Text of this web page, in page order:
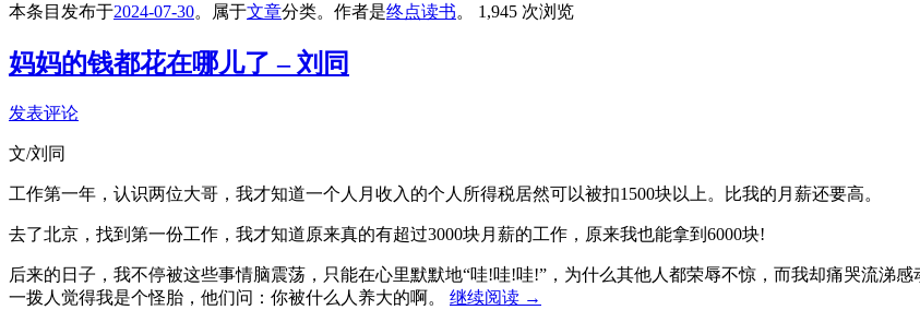
本条目发布于2024-07-30。属于文章分类。 作者是终点读书。 1,945 次浏览
妈妈的钱都花在哪儿了 – 刘同
发表评论
文/刘同
工作第一年，认识两位大哥，我才知道一个人月收入的个人所得税居然可以被扣1500块以上。比我的月薪还要高。
去了北京，找到第一份工作，我才知道原来真的有超过3000块月薪的工作，原来我也能拿到6000块!
后来的日子，我不停被这些事情脑震荡，只能在心里默默地“哇!哇!哇!”，为什么其他人都荣辱不惊，而我却痛哭流涕
一拨人觉得我是个怪胎，他们问：你被什么人养大的啊。 继续阅读 →